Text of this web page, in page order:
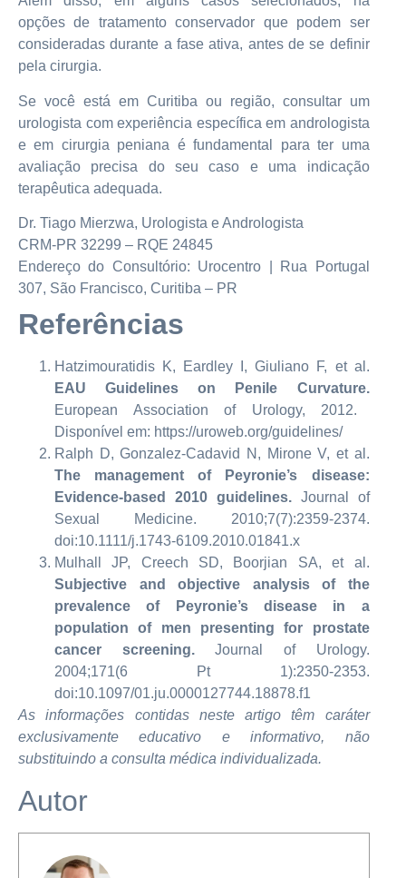
opções de tratamento conservador que podem ser
consideradas durante a fase ativa, antes de se definir
pela cirurgia.
Se você está em Curitiba ou região, consultar um
urologista com experiência específica em andrologista
e em cirurgia peniana é fundamental para ter uma
avaliação precisa do seu caso e uma indicação
terapêutica adequada.
Dr. Tiago Mierzwa, Urologista e Andrologista
CRM-PR 32299 – RQE 24845
Endereço do Consultório: Urocentro | Rua Portugal
307, São Francisco, Curitiba – PR
Referências
Hatzimouratidis K, Eardley I, Giuliano F, et al.
EAU Guidelines on Penile Curvature.
European Association of Urology, 2012.
Disponível em: https://uroweb.org/guidelines/
Ralph D, Gonzalez-Cadavid N, Mirone V, et al.
The management of Peyronie’s disease:
Evidence-based 2010 guidelines.Journal of
Sexual Medicine. 2010;7(7):2359-2374.
doi:10.1111/j.1743-6109.2010.01841.x
Mulhall JP, Creech SD, Boorjian SA, et al.
Subjective and objective analysis of the
prevalence of Peyronie’s disease in a
population of men presenting for prostate
cancer screening.Journal of Urology.
2004;171(6 Pt 1):2350-2353.
doi:10.1097/01.ju.0000127744.18878.f1
As informações contidas neste artigo têm caráter
exclusivamente educativo e informativo, não
substituindo a consulta médica individualizada.
Autor